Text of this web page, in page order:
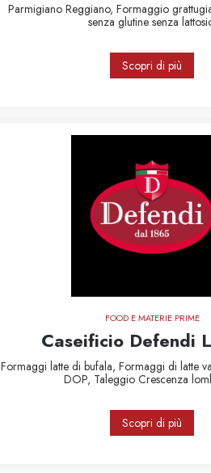
Parmigiano Reggiano, Formaggio
senza glutine senza
Scopri di più
FOOD E MATERIE PRIME
Caseificio Defendi
Formaggi latte di bufala, Formaggi di latte
DOP, Taleggio Crescenza
Scopri di più